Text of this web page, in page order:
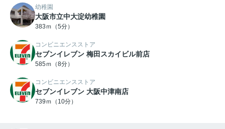
幼稚園
大阪市立中大淀幼稚園
383ｍ（5分）
コンビニエンスストア
セブンイレブン 梅田スカイビル前店
585ｍ（8分）
コンビニエンスストア
セブンイレブン 大阪中津南店
739ｍ（10分）